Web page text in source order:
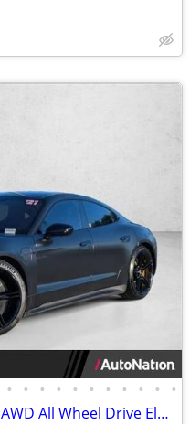
• • • • • • • • • • •
2021 Porsche Taycan Turbo S AWD All Wheel Drive Electric AUTONATION